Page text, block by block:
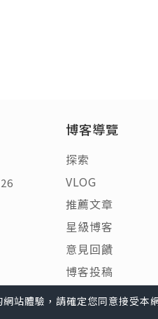
博客導覽
探索
VLOG
推薦文章
星級博客
意見回饋
博客投稿
站體驗，請確定您同意接受本